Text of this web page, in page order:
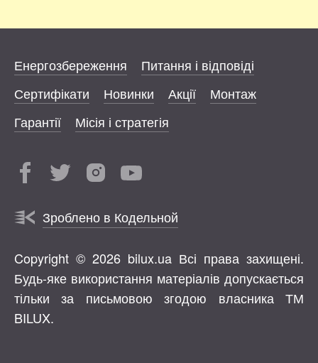
Енергозбереження
Питання і відповіді
Сертифікати
Новинки Акції
Монтаж
Гарантії
Місія і стратегія
Зроблено в Кодельной
Copyright © 2026 bilux.ua Всі права захищені.
Будь-яке використання матеріалів допускається
тільки за письмовою згодою власника ТМ
BILUX.